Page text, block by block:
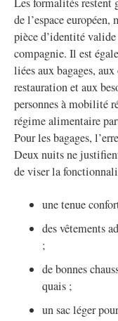
de l’espace
pièce d’identité
compagnie. Il est
liées aux bagages,
restauration et aux
personnes à mobilité
régime alimentaire
Pour les bagages,
Deux nuits ne
de viser la
une tenue
des vêtements
;
de bonnes
quais ;
un sac léger